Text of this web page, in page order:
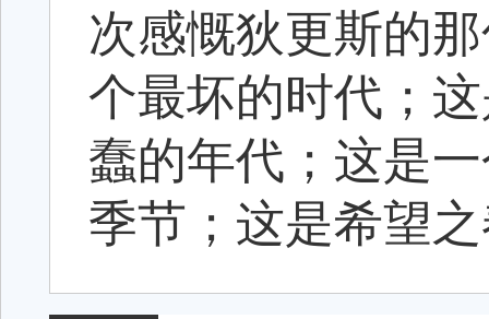
次感慨狄更斯的
个最坏的时代；
蠢的年代；这是
季节；这是希望